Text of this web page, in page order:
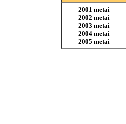
2001 metai
2002 metai
2003 metai
2004 metai
2005 metai